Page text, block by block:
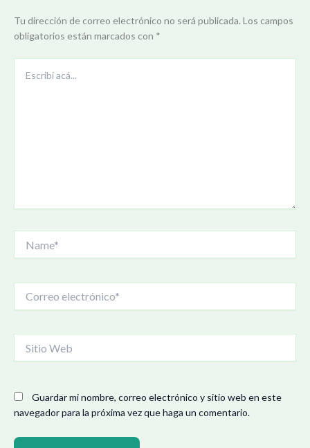
Tu dirección de correo electrónico no será publicada. Los campos
obligatorios están marcados con *
acá...
electrónico*
Web
Guardar mi nombre, correo electrónico y sitio web en este
navegador para la próxima vez que haga un comentario.